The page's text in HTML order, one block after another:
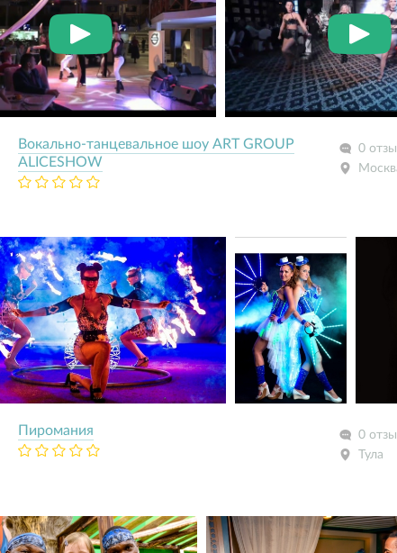
Вокально-танцевальное шоу ART GROUP
ALICESHOW
0
Пиромания
0
Тула